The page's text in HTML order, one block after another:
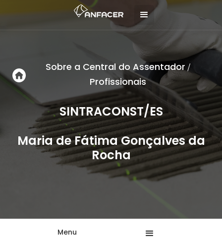
Sobre a Central do Assentador /
Profissionais
SINTRACONST/ES
Maria de Fátima Gonçalves da
Rocha
Menu